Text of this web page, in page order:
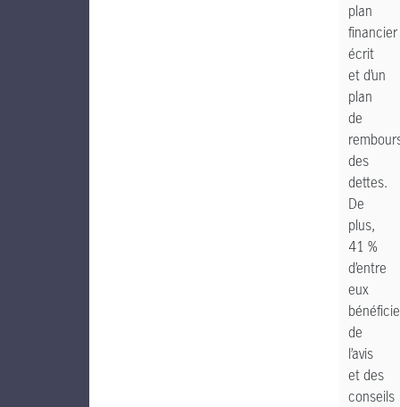
plan
financier
écrit
et d’un
plan
de
des
dettes.
De
plus,
41 %
d’entre
eux
de
l’avis
et des
conseils